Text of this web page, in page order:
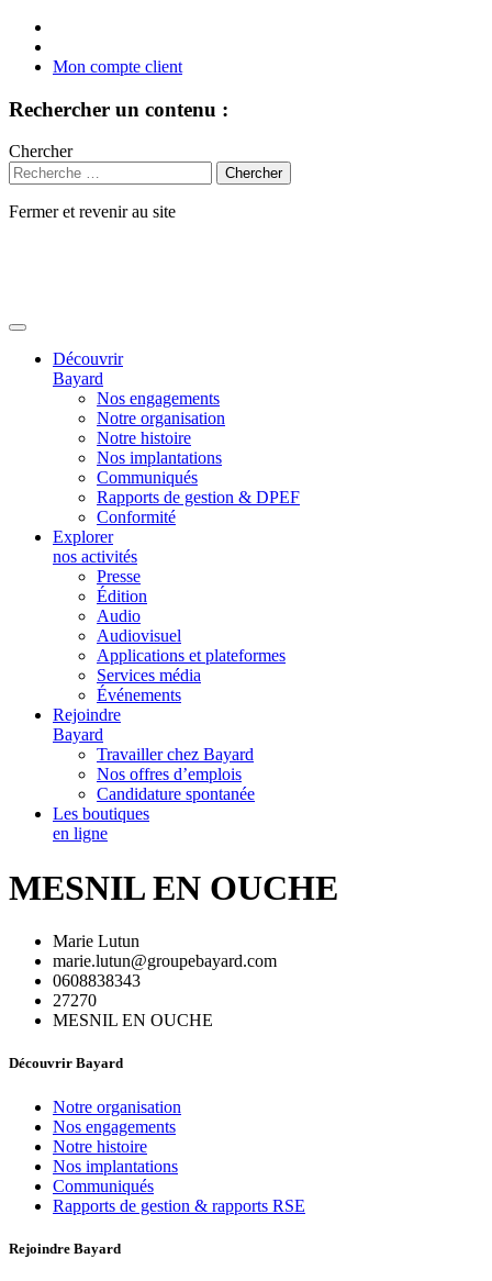
Mon compte client
Rechercher un contenu :
Chercher
Fermer et revenir au site
Découvrir
Bayard
Nos engagements
Notre organisation
Notre histoire
Nos implantations
Communiqués
Rapports de gestion & DPEF
Conformité
Explorer
nos activités
Presse
Édition
Audio
Audiovisuel
Applications et plateformes
Services média
Événements
Rejoindre
Bayard
Travailler chez Bayard
Nos offres d’emplois
Candidature spontanée
Les boutiques
en ligne
MESNIL EN OUCHE
Marie Lutun
marie.lutun@groupebayard.com
0608838343
27270
MESNIL EN OUCHE
Découvrir Bayard
Notre organisation
Nos engagements
Notre histoire
Nos implantations
Communiqués
Rapports de gestion & rapports RSE
Rejoindre Bayard